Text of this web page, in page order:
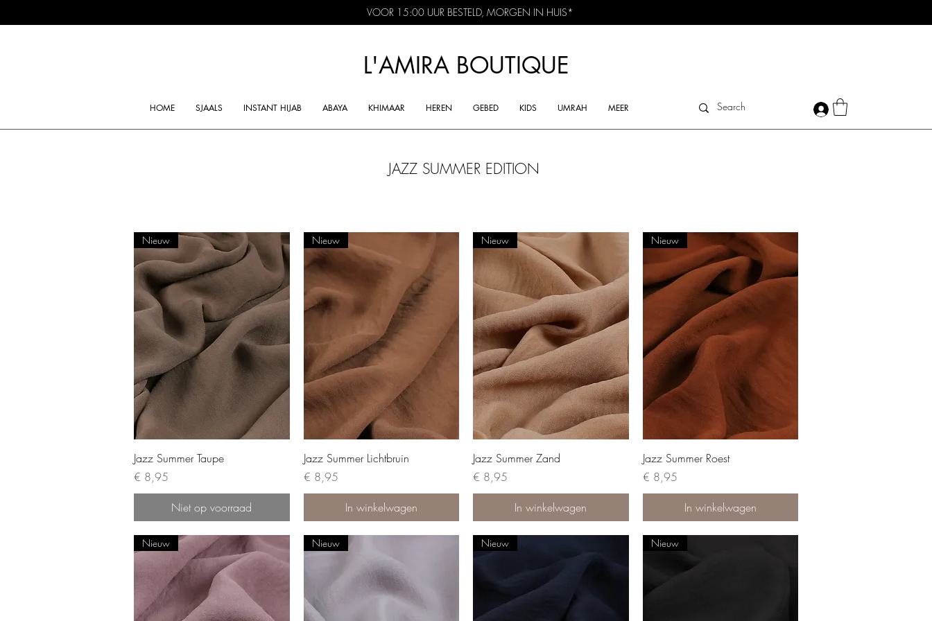
VOOR 15:00 UUR BESTELD, MORGEN IN HUIS*
L'AMIRA BOUTIQUE
HOME SJAALS INSTANT HIJAB ABAYA KHIMAAR HEREN GEBED KIDS UMRAH MEER
JAZZ SUMMER EDITION
Nieuw
Jazz Summer Taupe
Prijs
€ 8,95
Niet op voorraad
Nieuw
Jazz Summer Lichtbruin
Prijs
€ 8,95
In winkelwagen
Nieuw
Jazz Summer Zand
Prijs
€ 8,95
In winkelwagen
Nieuw
Jazz Summer Roest
Prijs
€ 8,95
In winkelwagen
Nieuw Nieuw Nieuw Nieuw